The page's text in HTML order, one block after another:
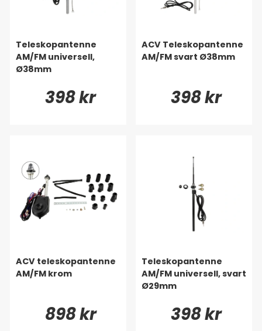
Teleskopantenne
AM/FM universell,
Ø38mm
398 kr
ACV Teleskopantenne
AM/FM svart Ø38mm
398 kr
ACV teleskopantenne
AM/FM krom
898 kr
Teleskopantenne
AM/FM universell, svart
Ø29mm
398 kr